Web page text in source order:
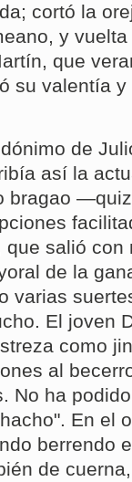
cortó la
y
que
su valentía
de
así la
bragao
que salió
de la
varias
El joven
como
al
No ha
En el
berrendo
de